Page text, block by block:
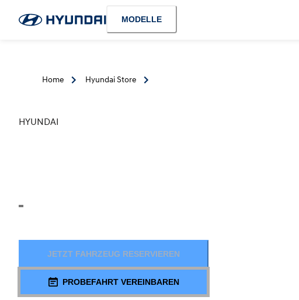
MODELLE
Home Hyundai Store
HYUNDAI
JETZT FAHRZEUG RESERVIEREN
PROBEFAHRT VEREINBAREN